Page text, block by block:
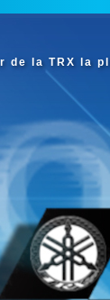
de la TRX la